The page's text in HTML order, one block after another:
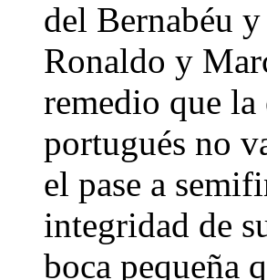
del Bernabéu
Ronaldo y
remedio que la
portugués no
el pase a
integridad de
boca pequeña